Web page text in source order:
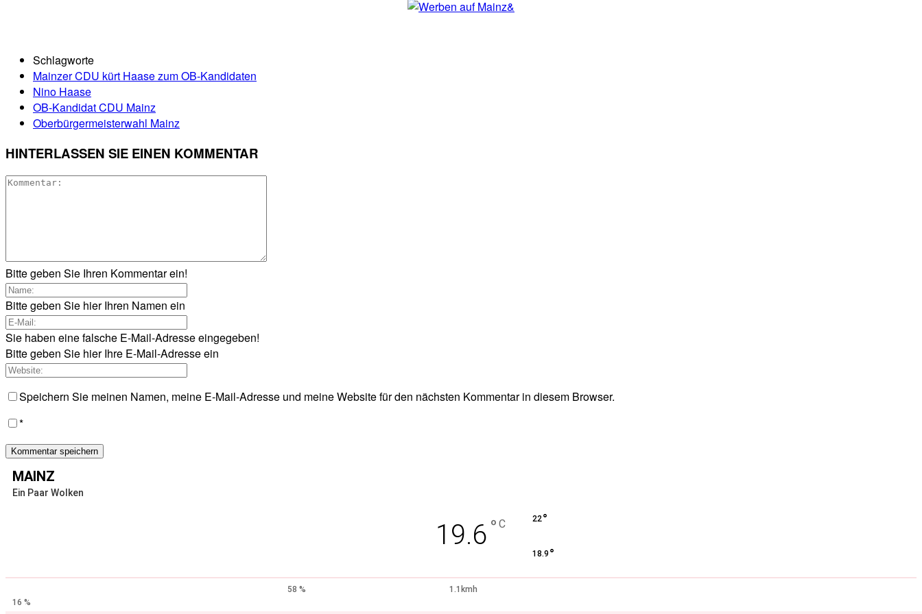
Schlagworte
Mainzer CDU kürt Haase zum OB-Kandidaten
Nino Haase
OB-Kandidat CDU Mainz
Oberbürgermeisterwahl Mainz
HINTERLASSEN SIE EINEN KOMMENTAR
Bitte geben Sie Ihren Kommentar ein!
Bitte geben Sie hier Ihren Namen ein
Sie haben eine falsche E-Mail-Adresse eingegeben!
Bitte geben Sie hier Ihre E-Mail-Adresse ein
Speichern Sie meinen Namen, meine E-Mail-Adresse und meine Website für den nächsten Kommentar in diesem Browser.
*
MAINZ
Ein Paar Wolken
19.6 ° C 22°
18.9 °
58 %
1.1kmh
16 %